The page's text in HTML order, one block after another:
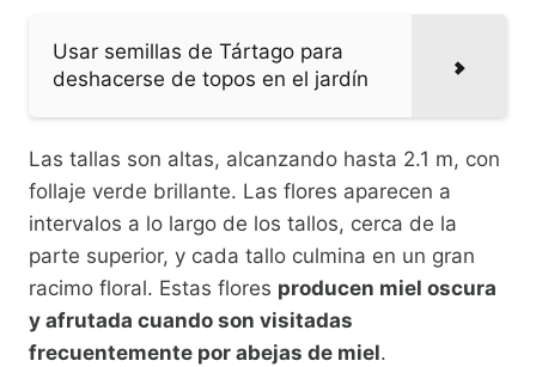
Usar semillas de Tártago para
deshacerse de topos en el jardín
Las tallas son altas, alcanzando hasta 2.1 m, con
follaje verde brillante. Las flores aparecen a
intervalos a lo largo de los tallos, cerca de la
parte superior, y cada tallo culmina en un gran
racimo floral. Estas flores producen miel oscura
y afrutada cuando son visitadas
frecuentemente por abejas de miel.